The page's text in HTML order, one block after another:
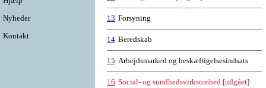
Nyheder
Kontakt
13 Forsyning
14 Beredskab
15 Arbejdsmarked og beskæftigelsesindsats
16 Social- og sundhedsvirksomhed [udgået]